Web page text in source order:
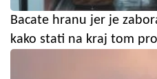
Bacate hranu jer je
kako stati na kraj tom